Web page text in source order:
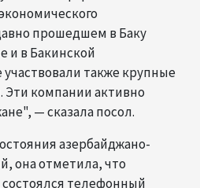
прошедшем в Баку
и в Бакинской
также крупные
компании активно
— сказала посол.
азербайджано-
она отметила, что
телефонный